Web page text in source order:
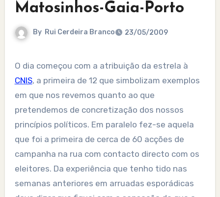
Matosinhos-Gaia-Porto
By Rui Cerdeira Branco 23/05/2009
O dia começou com a atribuição da estrela à
CNIS, a primeira de 12 que simbolizam exemplos
em que nos revemos quanto ao que
pretendemos de concretização dos nossos
princípios políticos. Em paralelo fez-se aquela
que foi a primeira de cerca de 60 acções de
campanha na rua com contacto directo com os
eleitores. Da experiência que tenho tido nas
semanas anteriores em arruadas esporádicas